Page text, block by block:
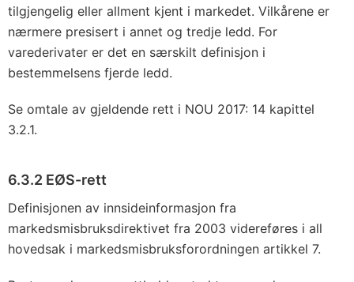
tilgjengelig eller allment kjent i markedet. Vilkårene er
nærmere presisert i annet og tredje ledd. For
varederivater er det en særskilt definisjon i
bestemmelsens fjerde ledd.
Se omtale av gjeldende rett i NOU 2017: 14 kapittel
3.2.1.
6.3.2 EØS-rett
Definisjonen av innsideinformasjon fra
markedsmisbruksdirektivet fra 2003 videreføres i all
hovedsak i markedsmisbruksforordningen artikkel 7.